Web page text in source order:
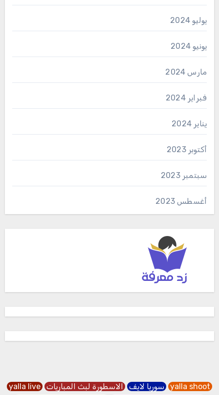
يوليو 2024
يونيو 2024
مارس 2024
فبراير 2024
يناير 2024
أكتوبر 2023
سبتمبر 2023
أغسطس 2023
yalla shoot سوريا لايف الاسطورة لبث المباريات yalla live